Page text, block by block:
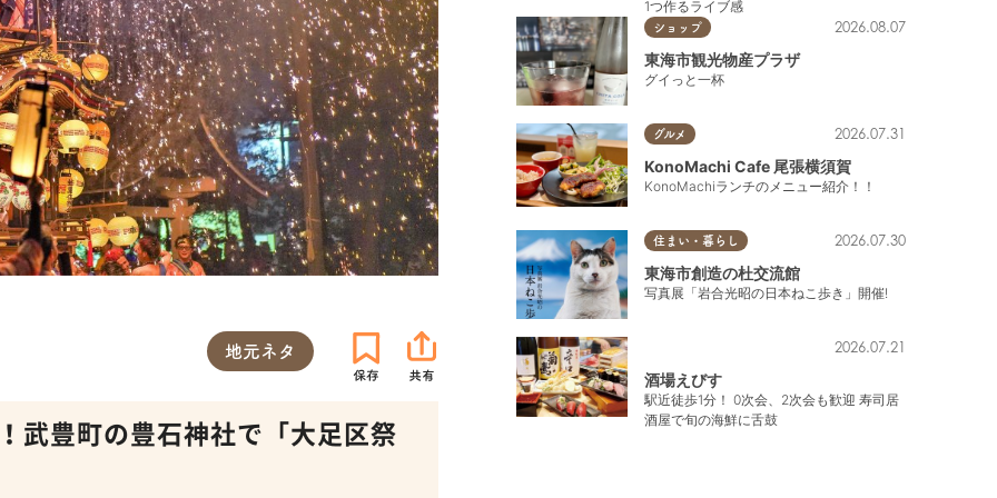
地元ネタ
武豊町の豊石神社で「大足区祭
1つ作るライブ感
ショップ 2026.08.07
東海市観光物産プラザ
グイっと一杯
グルメ 2026.07.31
KonoMachi Cafe 尾張横須賀
KonoMachiランチのメニュー紹介！！
住まい・暮らし 2026.07.30
東海市創造の杜交流館
写真展「岩合光昭の日本ねこ歩き」開催!
2026.07.21
酒場えびす
駅近徒歩1分！ 0次会、2次会も歓迎 寿司居
酒屋で旬の海鮮に舌鼓